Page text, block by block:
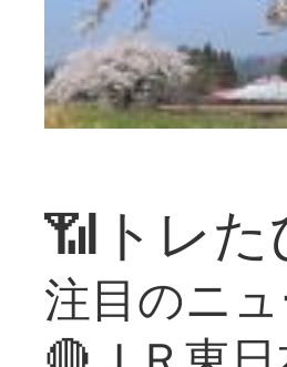
📶トレ
注目のニュ